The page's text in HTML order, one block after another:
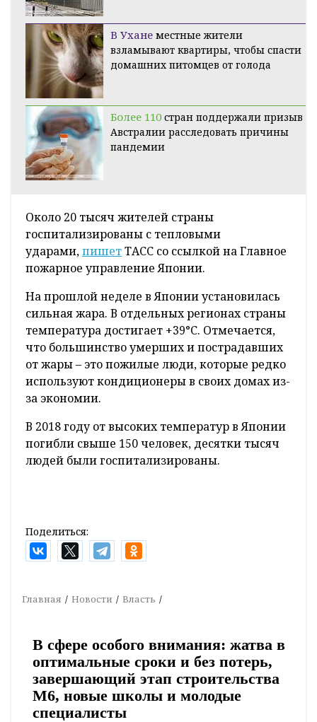
В Ухане местные жители
взламывают квартиры, чтобы спасти
домашних питомцев от голода
Более 110 стран поддержали призыв
Австралии расследовать причины
пандемии
Около 20 тысяч жителей страны
госпитализированы с тепловыми
ударами,пишетТАСС со ссылкой на Главное
пожарное управление Японии.
На прошлой неделе в Японии установилась
сильная жара. В отдельных регионах страны
температура достигает +39°С. Отмечается,
что большинство умерших и пострадавших
от жары – это пожилые люди, которые редко
используют кондиционеры в своих домах из-
за экономии.
В 2018 году от высоких температур в Японии
погибли свыше 150 человек, десятки тысяч
людей были госпитализированы.
Поделиться:
Главная Новости Власть
В сфере особого внимания: жатва в
оптимальные сроки и без потерь,
завершающий этап строительства
М6, новые школы и молодые
специалисты